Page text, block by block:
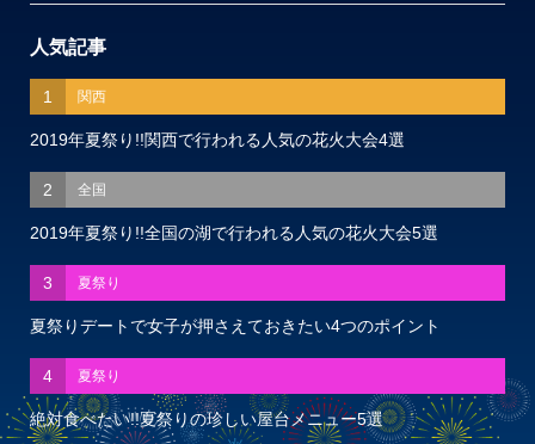
人気記事
1 関西
2019年夏祭り!!関西で行われる人気の花火大会4選
2 全国
2019年夏祭り!!全国の湖で行われる人気の花火大会5選
3 夏祭り
夏祭りデートで女子が押さえておきたい4つのポイント
4 夏祭り
絶対食べたい!!夏祭りの珍しい屋台メニュー5選